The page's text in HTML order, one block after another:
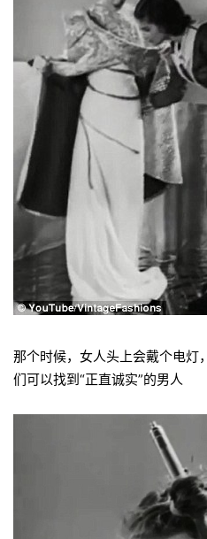
那个时候，女人头上会戴个电灯
们可以找到“正直诚实”的男人